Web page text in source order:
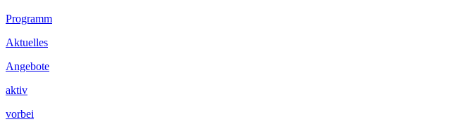
Programm
Aktuelles
Angebote
aktiv
vorbei